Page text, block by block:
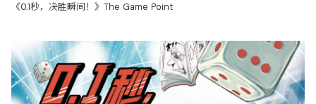
《0.1秒，决胜瞬间！》The Game Point